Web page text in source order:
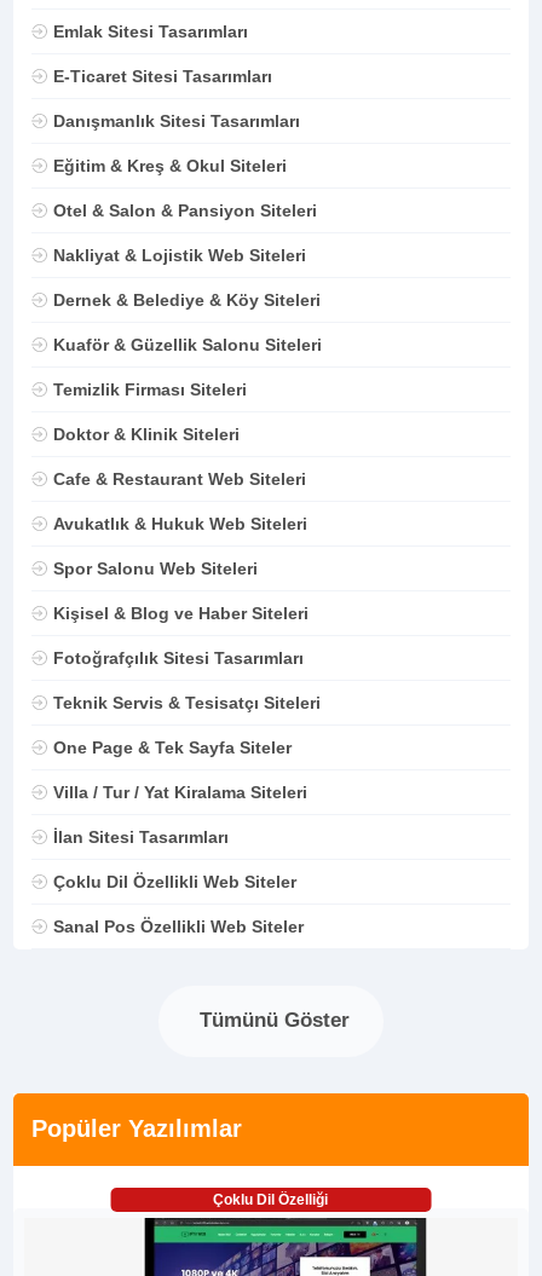
Emlak Sitesi Tasarımları
E-Ticaret Sitesi Tasarımları
Danışmanlık Sitesi Tasarımları
Eğitim & Kreş & Okul Siteleri
Otel & Salon & Pansiyon Siteleri
Nakliyat & Lojistik Web Siteleri
Dernek & Belediye & Köy Siteleri
Kuaför & Güzellik Salonu Siteleri
Temizlik Firması Siteleri
Doktor & Klinik Siteleri
Cafe & Restaurant Web Siteleri
Avukatlık & Hukuk Web Siteleri
Spor Salonu Web Siteleri
Kişisel & Blog ve Haber Siteleri
Fotoğrafçılık Sitesi Tasarımları
Teknik Servis & Tesisatçı Siteleri
One Page & Tek Sayfa Siteler
Villa / Tur / Yat Kiralama Siteleri
İlan Sitesi Tasarımları
Çoklu Dil Özellikli Web Siteler
Sanal Pos Özellikli Web Siteler
Tümünü Göster
Popüler Yazılımlar
Çoklu Dil Özelliği